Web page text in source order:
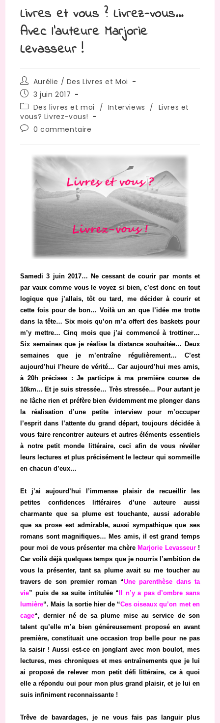
Livres et vous ? Livrez-vous…
Avec l’auteure Marjorie
Levasseur !
Auteur/autrice
de
la
publication :
Aurélie / Des Livres et Moi
Publication
publiée :
3 juin 2017
Post
category:
Des livres et moi / Interviews / Livres et
vous? Livrez-vous!
Commentaires
publication :
0 commentaire
Samedi 3 juin 2017… Ne cessant de courir par monts et
par vaux comme vous le voyez si bien, c’est donc en tout
logique que j’allais, tôt ou tard, me décider à courir et
cette fois pour de bon… Voilà un an que l’idée me trotte
dans la tête… Six mois qu’on m’a offert des baskets pour
m’y mettre… Cinq mois que j’ai commencé à trottiner…
Six semaines que je réalise la distance souhaitée… Deux
semaines que je m’entraîne régulièrement… C’est
aujourd’hui l’heure de vérité… Car aujourd’hui mes amis,
à 20h précises : Je participe à ma première course de
10km… Et je suis stressée… Très stressée… Pour autant je
ne lâche rien et préfère bien évidemment me plonger dans
la réalisation d’une petite interview pour m’occuper
l’esprit dans l’attente du grand départ,toujours décidée à
vous faire rencontrer auteurs et autres éléments essentiels
à notre petit monde littéraire, ceci afin de vous révéler
leurs lectures et plus précisément le lecteur qui sommeille
en chacun d’eux…
Et j’ai aujourd’hui l’immense plaisir de recueillir les
petites confidences littéraires d’une auteure aussi
charmante que sa plume est touchante, aussi adorable
que sa prose est admirable, aussi sympathique que ses
romans sont magnifiques… Mes amis, il est grand temps
pour moi de vous présenter ma chère Marjorie Levasseur!
Car voilà déjà quelques temps que je nourris l’ambition de
vous la présenter, tant sa plume avait su me toucher au
travers de son premier roman “Une parenthèse dans ta
vie” puis de sa suite intitulée “ Il n’y a pas d’ombre sans
lumière“. Mais la sortie hier de “Ces oiseaux qu’on met en
cage“, dernier né de sa plume mise au service de son
talent qu’elle m’a bien généreusement proposé en avant
première, constituait une occasion trop belle pour ne pas
la saisir ! Aussi est-ce en jonglant avec mon boulot, mes
lectures, mes chroniques et mes entraînements que je lui
ai proposé de relever mon petit défi littéraire, ce à quoi
elle a répondu oui pour mon plus grand plaisir, et je lui en
suis infiniment reconnaissante !
Trêve de bavardages, je ne vous fais pas languir plus